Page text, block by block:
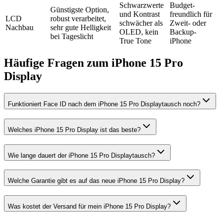
LCD
Nachbau
Günstigste Option,
robust verarbeitet,
sehr gute Helligkeit
bei Tageslicht
Schwarzwerte
und Kontrast
schwächer als
OLED, kein
True Tone
Budget-
freundlich für
Zweit- oder
Backup-
iPhone
Häufige Fragen zum iPhone 15 Pro
Display
Funktioniert Face ID nach dem iPhone 15 Pro Displaytausch noch?
Welches iPhone 15 Pro Display ist das beste?
Wie lange dauert der iPhone 15 Pro Displaytausch?
Welche Garantie gibt es auf das neue iPhone 15 Pro Display?
Was kostet der Versand für mein iPhone 15 Pro Display?